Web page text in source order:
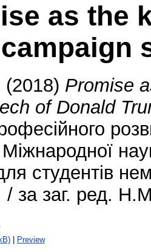
as the
(2018) Promise
of Donald
Міжнародної
студентів
/ за заг. ред.
| Preview